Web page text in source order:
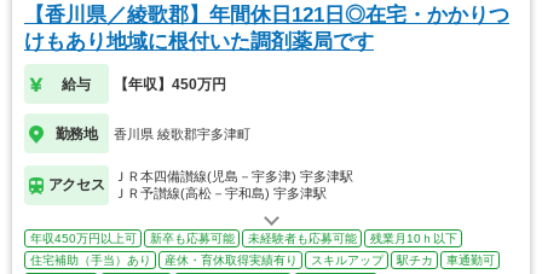
【香川県／綾歌郡】年間休日121日◎在宅・かかりつ
けもあり地域に根付いた調剤薬局です
給与 【年収】450万円
勤務地 香川県 綾歌郡宇多津町
アクセス
ＪＲ本四備讃線(児島－宇多津) 宇多津駅
ＪＲ予讃線(高松－宇和島) 宇多津駅
年収450万円以上可 新卒も応募可能 未経験者も応募可能
残業月10ｈ以下
住宅補助（手当）あり
産休・育休取得実績有り スキルアップ 駅チカ
車通勤可